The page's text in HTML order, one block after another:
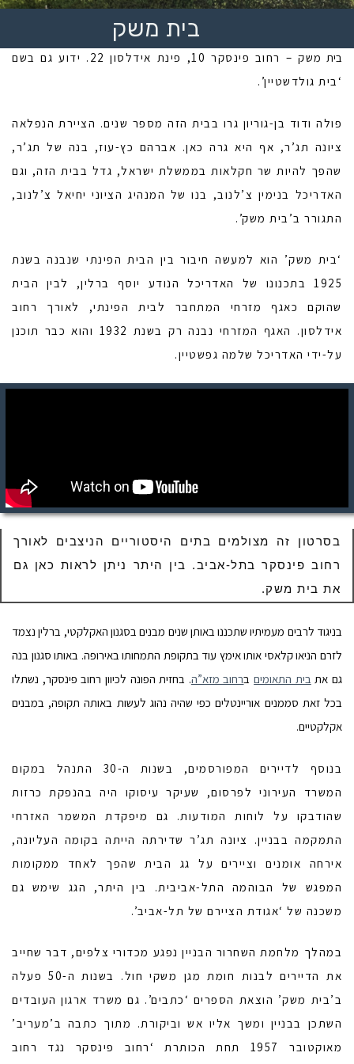
בית משק
בית
משק – רחוב פינסקר 10, פינת אידלסון 22. ידוע גם בשם
‘בית גולדשטיין’.
פולה ודוד בן-גוריון גרו בבית הזה מספר שנים. הציירת הנפלאה
ציונה תג’ר, אף היא גרה כאן. אברהם כץ-עוז, בנה של תג’ר,
שהפך להיות שר חקלאות בממשלת ישראל, גדל בבית הזה, וגם
האדריכל בנימין צ’לנוב, בנו של המנהיג הציוני יחיאל צ’לנוב,
התגורר ב’בית משק’.
‘בית משק’ הוא למעשה חיבור בין הבית הפינתי שנבנה בשנת
1925 בתכנונו של האדריכל הנודע יוסף ברלין, לבין הבית
שהוקם כאגף מזרחי המתחבר לבית הפינתי, לאורך רחוב
אידלסון. האגף המזרחי נבנה רק בשנת 1932 והוא כבר תוכנן
על-ידי האדריכל שלמה גפשטיין.
בסרטון זה מצולמים בתים היסטוריים הניצבים לאורך
רחוב פינסקר בתל-אביב. בין היתר ניתן לראות כאן גם
את בית משק.
בניגוד לרבים מעמיתיו שתכננו באותן שנים מבנים בסגנון האקלקטי, ברלין נצמד
לזרם הניאו קלאסי אותו אימץ עוד בתקופת התמחותו באירופה. באותו סגנון בנה
גם את בית התאומיםברחוב מזא”ה. בחזית הפונה לכיוון רחוב פינסקר, נשתלו
בכל זאת סממנים אוריינטלים כפי שהיה נהוג לעשות באותה תקופה, במבנים
אקלקטיים.
בנוסף לדיירים המפורסמים, בשנות ה-30 התנהל במקום
המשרד העירוני לפרסום, שעיקר עיסוקו היה בהנפקת כרזות
שהודבקו על לוחות המודעות. גם מיפקדת המשמר האזרחי
התמקמה בבניין. ציונה תג’ר שדירתה הייתה בקומה העליונה,
אירחה אומנים וציירים על גג הבית שהפך לאחד ממקומות
המפגש של הבוהמה התל-אביבית. בין היתר, הגג שימש גם
משכנה של ‘אגודת הציירם של תל-אביב’.
במהלך מלחמת השחרור הבניין נפגע מכדורי צלפים, דבר שחייב
את הדיירים לבנות חומת מגן משקי חול. בשנות ה-50 פעלה
ב’בית משק’ הוצאת הספרים ‘כתבים’. גם משרד ארגון העובדים
השתכן בבניין ומשך אליו אש וביקורת. מתוך כתבה ב’מעריב’
מאוקטובר 1957 תחת הכותרת ‘רחוב פינסקר נגד רחוב